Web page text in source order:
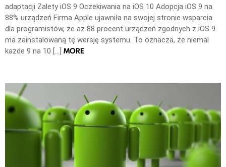
adaptacji Zalety iOS 9 Oczekiwania na iOS 10 Adopcja iOS 9 na
88% urządzeń Firma Apple ujawniła na swojej stronie wsparcia
dla programistów, że aż 88 procent urządzeń zgodnych z iOS 9
ma zainstalowaną tę wersję systemu. To oznacza, że niemal
każde 9 na 10 […] MORE